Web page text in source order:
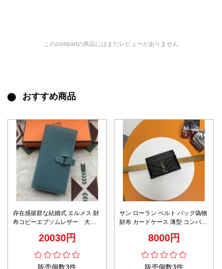
このcompartの商品にはまだレビューがありません